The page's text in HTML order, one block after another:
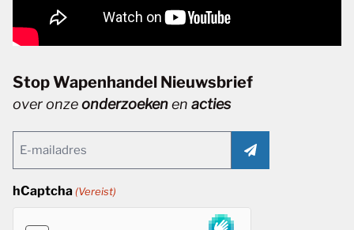
Stop Wapenhandel Nieuwsbrief
over onzeonderzoekenen acties
(Vereist)
hCaptcha (Vereist)